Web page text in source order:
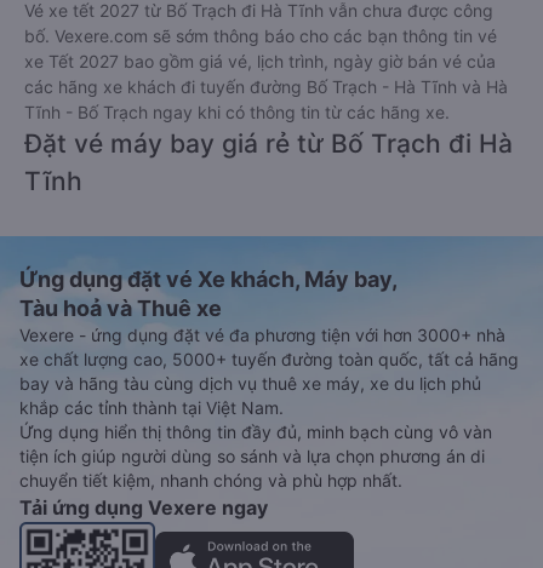
Vé xe tết 2027 từ Bố Trạch đi Hà Tĩnh vẫn chưa được công
bố. Vexere.com sẽ sớm thông báo cho các bạn thông tin vé
xe Tết 2027 bao gồm giá vé, lịch trình, ngày giờ bán vé của
các hãng xe khách đi tuyến đường Bố Trạch - Hà Tĩnh và Hà
Tĩnh - Bố Trạch ngay khi có thông tin từ các hãng xe.
Đặt vé máy bay giá rẻ từ Bố Trạch đi Hà
Tĩnh
Ứng dụng đặt vé Xe khách, Máy bay,
Tàu hoả và Thuê xe
Vexere - ứng dụng đặt vé đa phương tiện với hơn 3000+ nhà
xe chất lượng cao, 5000+ tuyến đường toàn quốc, tất cả hãng
bay và hãng tàu cùng dịch vụ thuê xe máy, xe du lịch phủ
khắp các tỉnh thành tại Việt Nam.
Ứng dụng hiển thị thông tin đầy đủ, minh bạch cùng vô vàn
tiện ích giúp người dùng so sánh và lựa chọn phương án di
chuyển tiết kiệm, nhanh chóng và phù hợp nhất.
Tải ứng dụng Vexere ngay